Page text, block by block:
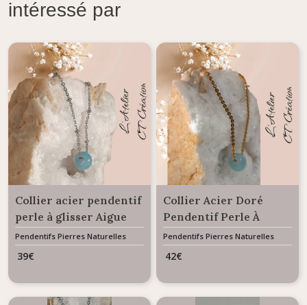
intéressé par
Collier acier pendentif
perle à glisser Aigue
Marine
Pendentifs Pierres Naturelles
Gemme
39€
Collier Acier Doré
Pendentif Perle À
Glisser Aigue Marine
Pendentifs Pierres Naturelles
Gemme
42€